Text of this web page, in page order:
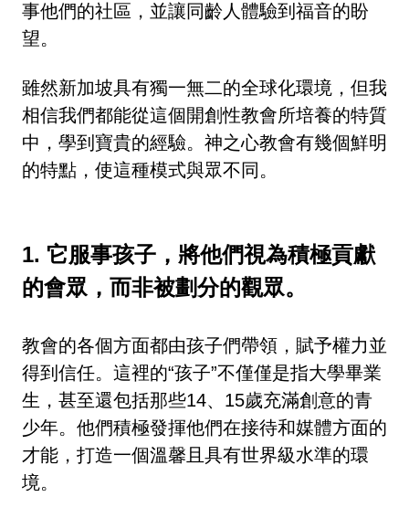
事他們的社區，並讓同齡人體驗到福音的盼
望。
雖然新加坡具有獨一無二的全球化環境，但我
相信我們都能從這個開創性教會所培養的特質
中，學到寶貴的經驗。神之心教會有幾個鮮明
的特點，使這種模式與眾不同。
1. 它服事孩子，將他們視為積極貢獻
的會眾，而非被劃分的觀眾。
教會的各個方面都由孩子們帶領，賦予權力並
得到信任。這裡的“孩子”不僅僅是指大學畢業
生，甚至還包括那些14、15歲充滿創意的青
少年。他們積極發揮他們在接待和媒體方面的
才能，打造一個溫馨且具有世界級水準的環
境。